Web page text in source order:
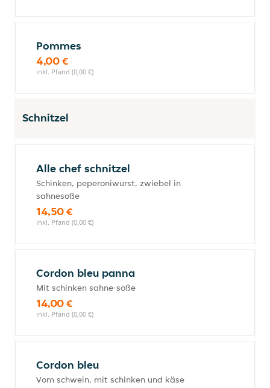
Pommes
4,00 €
inkl. Pfand (0,00 €)
Schnitzel
Alle chef schnitzel
Schinken, peperoniwurst, zwiebel in
sahnesoße
14,50 €
inkl. Pfand (0,00 €)
Cordon bleu panna
Mit schinken sahne-soße
14,00 €
inkl. Pfand (0,00 €)
Cordon bleu
Vom schwein, mit schinken und käse